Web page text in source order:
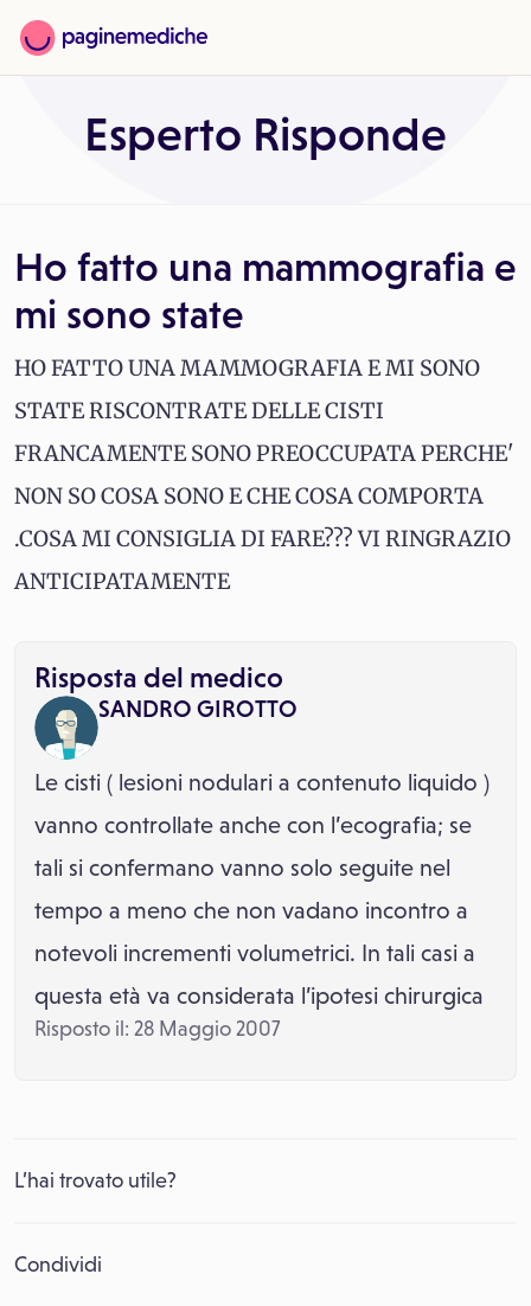
Esperto Risponde
Ho fatto una mammografia e
mi sono state
HO FATTO UNA MAMMOGRAFIA E MI SONO
STATE RISCONTRATE DELLE CISTI
FRANCAMENTE SONO PREOCCUPATA PERCHE'
NON SO COSA SONO E CHE COSA COMPORTA
.COSA MI CONSIGLIA DI FARE??? VI RINGRAZIO
ANTICIPATAMENTE
Risposta del medico
SANDRO GIROTTO
Le cisti ( lesioni nodulari a contenuto liquido )
vanno controllate anche con l’ecografia; se
tali si confermano vanno solo seguite nel
tempo a meno che non vadano incontro a
notevoli incrementi volumetrici. In tali casi a
questa età va considerata l’ipotesi chirurgica
Risposto il: 28 Maggio 2007
L’hai trovato utile?
Condividi